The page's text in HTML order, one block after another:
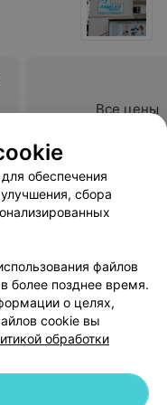
за вашу работу
Все цены
невролога
Осталась
внимательное
очень
обеспечения
сбора
файлов
более позднее время.
о целях,
cookie вы
обработки